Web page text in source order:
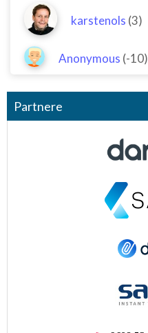
karstenols (3)
Anonymous (-10)
Partnere